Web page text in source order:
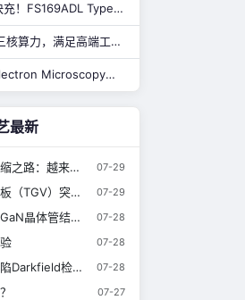
适配 MTK 快充！FS169ADL Type-A 快充芯片全新上线
EtherCATx三核算力，满足高端工业控制！纳芯微发布实时控制MCU/DSP NS800RTA7系列
Scanning Electron Microscopy扫描电子显微镜介绍（一）
最新
的铜线与越来越低的电容 07-29
）突然被重视？ 07-29
晶体管结构简介 07-28
07-28
检测技术介绍 07-28
07-27